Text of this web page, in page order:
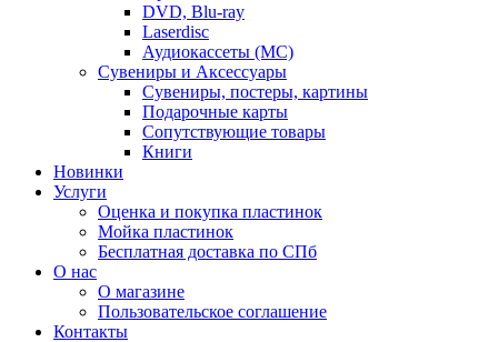
DVD, Blu-ray
Laserdisc
Аудиокассеты (MC)
Сувениры и Аксессуары
Сувениры, постеры, картины
Подарочные карты
Сопутствующие товары
Книги
Новинки
Услуги
Оценка и покупка пластинок
Мойка пластинок
Бесплатная доставка по СПб
О нас
О магазине
Пользовательское соглашение
Контакты